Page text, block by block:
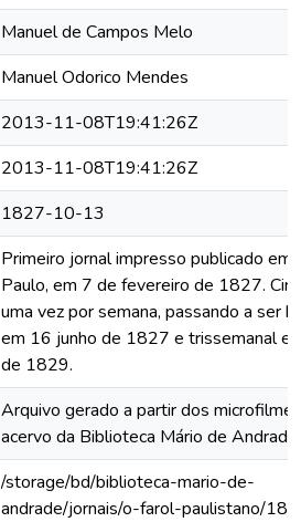
Manuel de Campos Melo
Manuel Odorico Mendes
2013-11-08T19:41:26Z
2013-11-08T19:41:26Z
1827-10-13
Primeiro jornal impresso publicado em
Paulo, em 7 de fevereiro de 1827.
uma vez por semana, passando a ser
em 16 junho de 1827 e trissemanal
de 1829.
Arquivo gerado a partir dos
acervo da Biblioteca Mário de Andrade
/storage/bd/biblioteca-mario-de-
andrade/jornais/o-farol-paulistano/